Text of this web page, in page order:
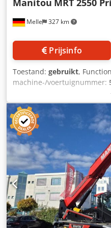
Melle 327 km
Manitou MRT 2550
Prijsinfo
Toestand: gebruikt,
machine-/voertuignummer:
,
hefhoogte:25.000 mm,
telescopisch , vermogen:
1.200 mm
, aandrijftype:
telescoopheftruck
Telescoop Djdpfjxbi Aujx
Snelheidsklasse: 35
Technische staat: Zeer
voorbanden: 40 - 60% Type
achterbanden: 40 - 60%
februari 2026 3e ventiel,
voorruit, verwarming,
certificaat, zelfrijdend,